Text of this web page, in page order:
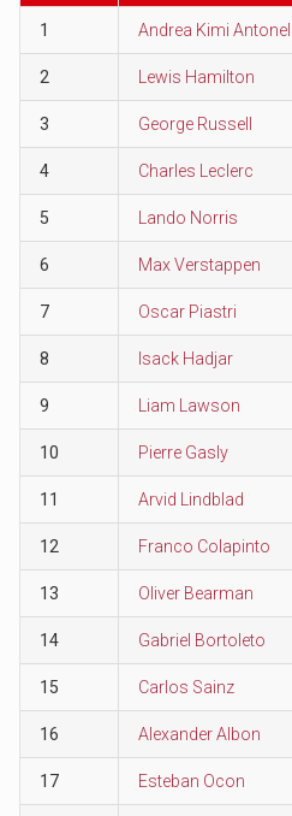
1 Andrea Kimi
2 Lewis Hamilton
3 George Russell
4 Charles Leclerc
5 Lando Norris
6 Max Verstappen
7 Oscar Piastri
8 Isack Hadjar
9 Liam Lawson
10 Pierre Gasly
11 Arvid Lindblad
12 Franco Colapinto
13 Oliver Bearman
14 Gabriel Bortoleto
15 Carlos Sainz
16 Alexander Albon
17 Esteban Ocon